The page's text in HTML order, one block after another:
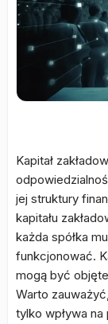
Kapitał
jej struktury
kapitału
każda spółka
funkcjonować.
mogą być
Warto
tylko wpływa